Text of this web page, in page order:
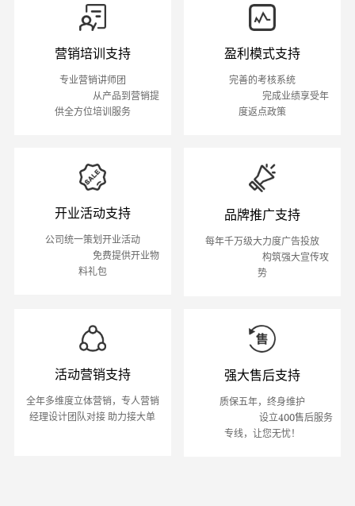
营销培训支持
专业营销讲师团
供全方位培训服务
盈利模式支持
完善的考核系统
                            完成业绩享受年
度返点政策
开业活动支持
公司统一策划开业活动
料礼包
品牌推广支持
每年千万级大力度广告投放
                            构筑强大宣传攻
势
活动营销支持
全年多维度立体营销，专人营销
经理设计团队对接 助力接大单
强大售后支持
质保五年，终身维护
专线，让您无忧！